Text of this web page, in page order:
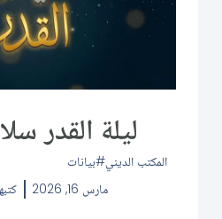
ليلة القدر
المكتب الديني بيانات
مارس 16, 2026